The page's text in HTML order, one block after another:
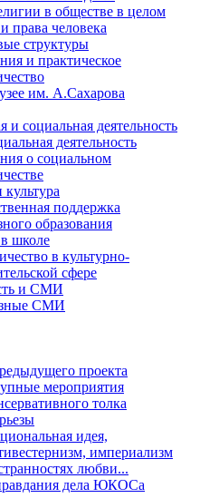
в обществе в целом
права человека
структуры
и практическое
им. А.Сахарова
и социальная деятельность
деятельность
о социальном
поддержка
образования
школе
в культурно-
сфере
и СМИ
СМИ
проекта
мероприятия
толка
идея,
империализм
любви...
дела ЮКОСа